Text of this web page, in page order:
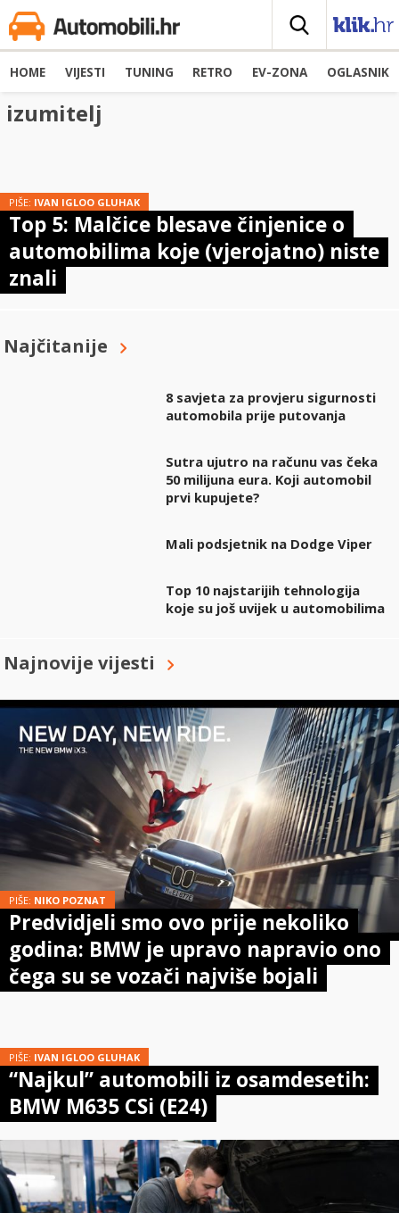
HOME VIJESTI TUNING RETRO EV-ZONA OGLASNIK
izumitelj
PIŠE: IVAN IGLOO GLUHAK
Top 5: Malčice blesave činjenice o
automobilima koje (vjerojatno) niste
znali
Najčitanije
8 savjeta za provjeru sigurnosti
automobila prije putovanja
Sutra ujutro na računu vas čeka
50 milijuna eura. Koji automobil
prvi kupujete?
Mali podsjetnik na Dodge Viper
Top 10 najstarijih tehnologija
koje su još uvijek u automobilima
Najnovije vijesti
PIŠE: NIKO POZNAT
Predvidjeli smo ovo prije nekoliko
godina: BMW je upravo napravio ono
čega su se vozači najviše bojali
PIŠE: IVAN IGLOO GLUHAK
“Najkul” automobili iz osamdesetih:
BMW M635 CSi (E24)